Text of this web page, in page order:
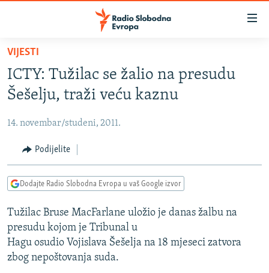
Pređite
glavni
sadržaj
na
navigaciju
Pređite
na
BOSNA I HERCEGOVINA
KOSOVO
CRNA GORA
VIDEO
FOTOGALERIJE
INFOGRAFIKE
PODCASTI
RAT U UKRAJINI
KINA NA BALKANU
RSE PRIČE IZ SVIJETA
VIJESTI
ICTY: Tužilac se žalio na presudu
Šešelju, traži veću kaznu
14. novembar/studeni, 2011.
Podijelite
Dodajte Radio Slobodna Evropa u vaš Google izvor
Tužilac Bruse MacFarlane uložio je danas žalbu na
presudu kojom je Tribunal u
Hagu osudio Vojislava Šešelja na 18 mjeseci zatvora
zbog nepoštovanja suda.